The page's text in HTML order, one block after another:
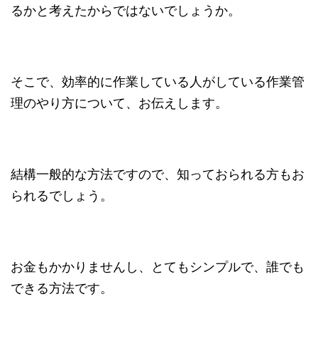
るかと考えたからではないでしょうか。
そこで、効率的に作業している人がしている作業管
理のやり方について、お伝えします。
結構一般的な方法ですので、知っておられる方もお
られるでしょう。
お金もかかりませんし、とてもシンプルで、誰でも
できる方法です。